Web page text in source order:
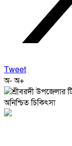
Tweet
অ-অ+